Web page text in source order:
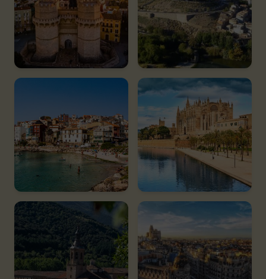
460 espacios
Valenciana
71 espacios
Extremadura
275 espacios
Galicia Islas Baleares
3 espacios